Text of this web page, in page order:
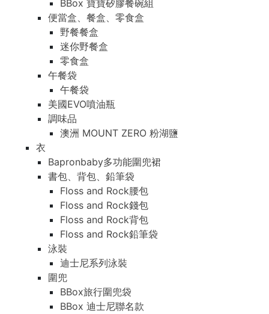
BBox 寶寶矽膠餐碗組
便當盒、餐盒、零食盒
野餐餐盒
迷你野餐盒
零食盒
午餐袋
午餐袋
美國EVO噴油瓶
調味品
澳洲 MOUNT ZERO 粉湖鹽
衣
Bapronbaby多功能圍兜裙
書包、背包、鉛筆袋
Floss and Rock腰包
Floss and Rock錢包
Floss and Rock背包
Floss and Rock鉛筆袋
泳裝
迪士尼系列泳裝
圍兜
BBox旅行圍兜袋
BBox 迪士尼聯名款